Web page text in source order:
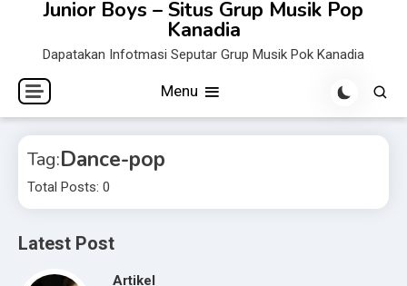
content
Junior Boys – Situs Grup Musik Pop
Kanadia
Dapatakan Infotmasi Seputar Grup Musik Pok Kanadia
Menu
Tag:Dance-pop
Total Posts: 0
Latest Post
Artikel